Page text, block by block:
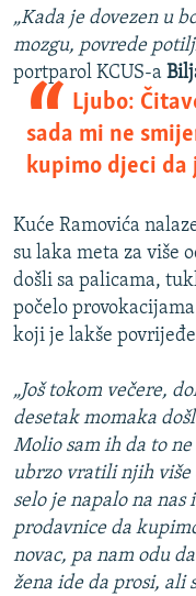
„Kada je dovezen u
mozgu, povrede
portparol KCUS-a
Ljubo:
sada mi ne
kupimo djeci da
Kuće Ramovića
su laka meta za više
došli sa palicama,
počelo
koji je lakše
„Još tokom večere,
desetak momaka
Molio sam ih da to
ubrzo vratili njih više
selo je napalo na nas
prodavnice da
novac, pa nam odu
žena ide da prosi, ali